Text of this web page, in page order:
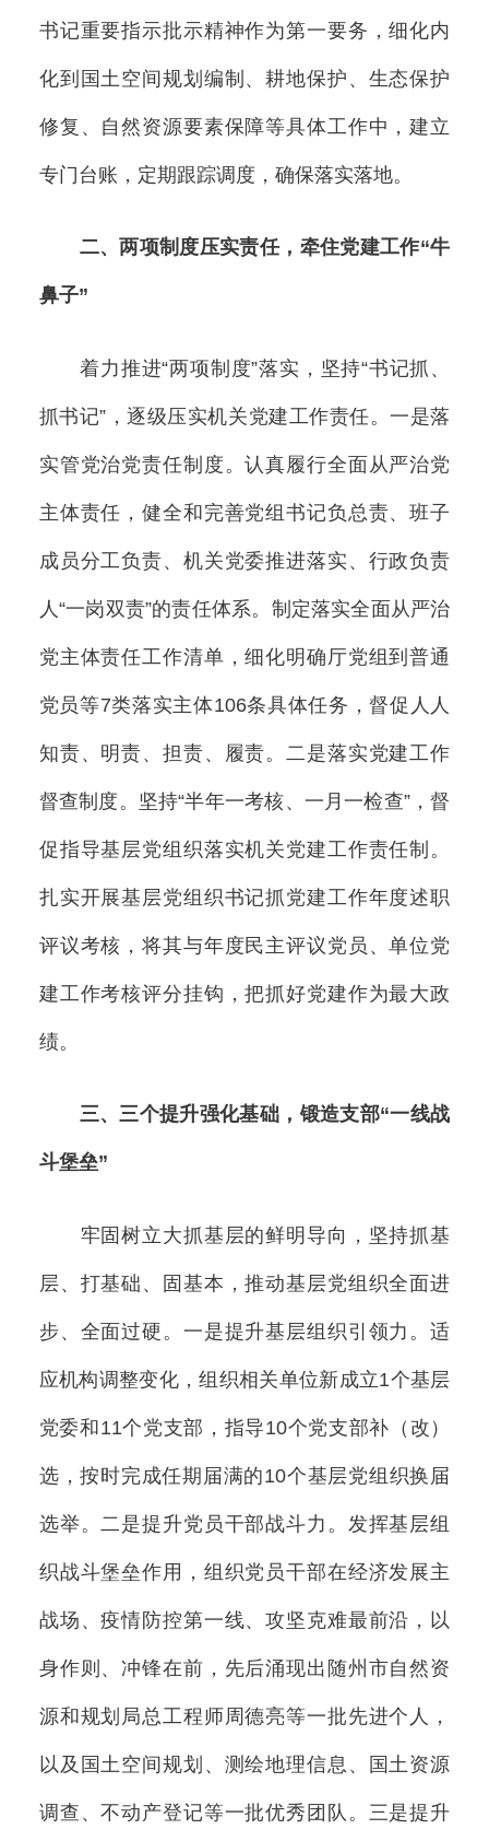
书记重要指示批示精神作为第一要务，细化内
化到国土空间规划编制、耕地保护、生态保护
修复、自然资源要素保障等具体工作中，建立
专门台账，定期跟踪调度，确保落实落地。
二、两项制度压实责任，牵住党建工作“牛
鼻子”
着力推进“两项制度”落实，坚持“书记抓、
抓书记”，逐级压实机关党建工作责任。一是落
实管党治党责任制度。认真履行全面从严治党
主体责任，健全和完善党组书记负总责、班子
成员分工负责、机关党委推进落实、行政负责
人“一岗双责”的责任体系。制定落实全面从严治
党主体责任工作清单，细化明确厅党组到普通
党员等7类落实主体106条具体任务，督促人人
知责、明责、担责、履责。二是落实党建工作
督查制度。坚持“半年一考核、一月一检查”，督
促指导基层党组织落实机关党建工作责任制。
扎实开展基层党组织书记抓党建工作年度述职
评议考核，将其与年度民主评议党员、单位党
建工作考核评分挂钩，把抓好党建作为最大政
绩。
三、三个提升强化基础，锻造支部“一线战
斗堡垒”
牢固树立大抓基层的鲜明导向，坚持抓基
层、打基础、固基本，推动基层党组织全面进
步、全面过硬。一是提升基层组织引领力。适
应机构调整变化，组织相关单位新成立1个基层
党委和11个党支部，指导10个党支部补（改）
选，按时完成任期届满的10个基层党组织换届
选举。二是提升党员干部战斗力。发挥基层组
织战斗堡垒作用，组织党员干部在经济发展主
战场、疫情防控第一线、攻坚克难最前沿，以
身作则、冲锋在前，先后涌现出随州市自然资
源和规划局总工程师周德亮等一批先进个人，
以及国土空间规划、测绘地理信息、国土资源
调查、不动产登记等一批优秀团队。三是提升